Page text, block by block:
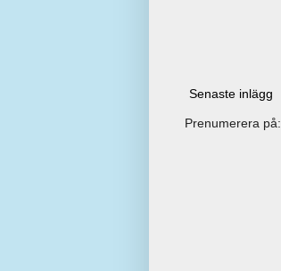
Senaste inlägg
Prenumerera på: